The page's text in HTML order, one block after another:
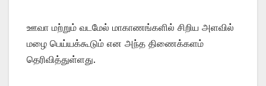
ஊவா மற்றும் வடமேல் மாகாணங்களில் சிறிய அளவில்
மழை பெய்யக்கூடும் என அந்த திணைக்களம்
தெரிவித்துள்ளது.